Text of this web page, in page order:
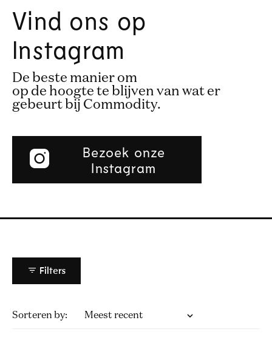
Vind ons op
Instagram
De beste manier om
op de hoogte te blijven van wat er
gebeurt bij Commodity.
Bezoek onze
Instagram
Filters
Sorteren Laden...